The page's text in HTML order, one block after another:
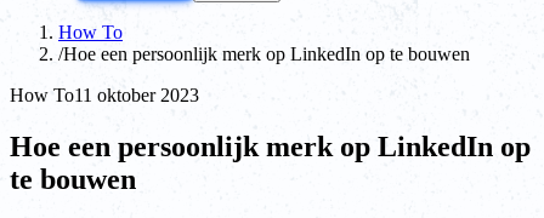
How To
/Hoe een persoonlijk merk op LinkedIn op te bouwen
How To11 oktober 2023
Hoe een persoonlijk merk op LinkedIn op
te bouwen